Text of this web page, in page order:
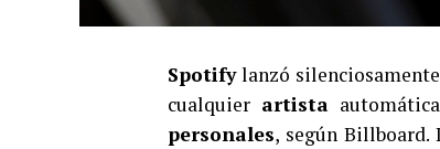
Spotifylanzó
cualquier artista
personales, según